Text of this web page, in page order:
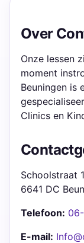
Over
Onze lessen
moment
Beuningen is
Clinics en
Schoolstraat
6641 DC
Telefoon:
E-mail: